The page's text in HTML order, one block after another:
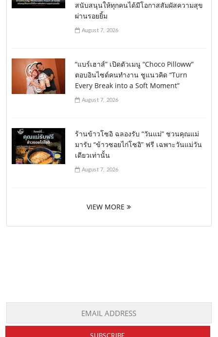
สนับสนุนให้ทุกคนได้มีโอกาสสัมผัสความสุข
ผ่านรอยยิ้ม
August 7, 2026
“แบร์เฮาส์” เปิดตัวเมนู “Choco Pilloww”
ตอบอินไซด์คนทำงาน ชูแนวคิด “Turn
Every Break into a Soft Moment”
August 7, 2026
ร้านข้าวโซอิ ฉลองรับ “วันแม่” ชวนคุณแม่
มารับ “ข้าวซอยไก่โซอิ” ฟรี เฉพาะวันแม่วัน
เดียวเท่านั้น
August 7, 2026
VIEW MORE